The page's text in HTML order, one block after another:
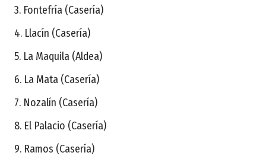
3. Fontefría (Casería)
4. Llacín (Casería)
5. La Maquila (Aldea)
6. La Mata (Casería)
7. Nozalín (Casería)
8. El Palacio (Casería)
9. Ramos (Casería)